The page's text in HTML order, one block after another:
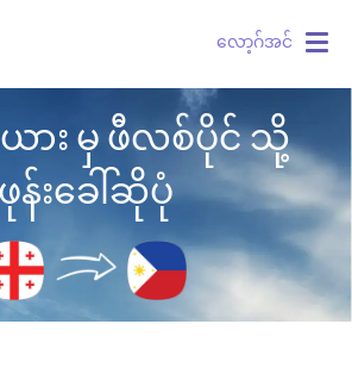
လော့ဂ်အင်
းယား မှ ဖီလစ်ပိုင် သို့
ဖုန်းခေါ်ဆိုပုံ